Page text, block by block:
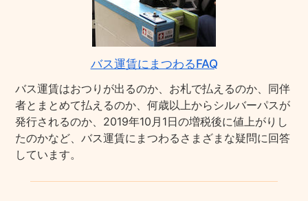
バス運賃にまつわるFAQ
バス運賃はおつりが出るのか、お札で払えるのか、同伴
者とまとめて払えるのか、何歳以上からシルバーパスが
発行されるのか、2019年10月1日の増税後に値上がりし
たのかなど、バス運賃にまつわるさまざまな疑問に回答
しています。